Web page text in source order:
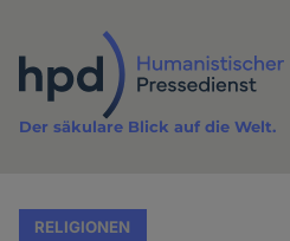
Inhalt
Der säkulare Blick auf die Welt.
RELIGIONEN